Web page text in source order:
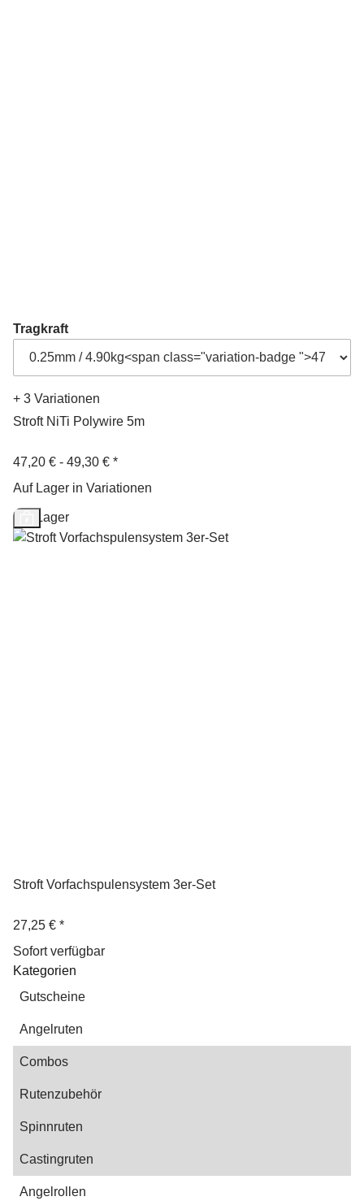
Tragkraft
+ 3 Variationen
Stroft NiTi Polywire 5m
47,20 € - 49,30 € *
Auf Lager in Variationen
Auf Lager
Stroft Vorfachspulensystem 3er-Set
27,25 € *
Sofort verfügbar
Kategorien
Gutscheine
Angelruten
Combos
Rutenzubehör
Spinnruten
Castingruten
Angelrollen